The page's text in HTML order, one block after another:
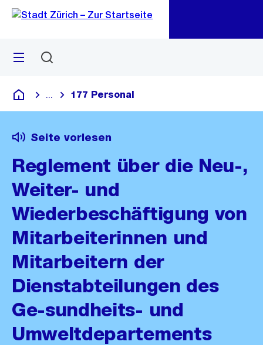
Navigation
Sprunglink
Menü
Deutsch
Blende alle Breadcrumbs ein
177 Personal
Seite vorlesen
Reglement über die Neu-,
Weiter- und
Wiederbeschäftigung von
Mitarbeiterinnen und
Mitarbeitern der
Dienstabteilungen des
Ge-sundheits- und
Umweltdepartements